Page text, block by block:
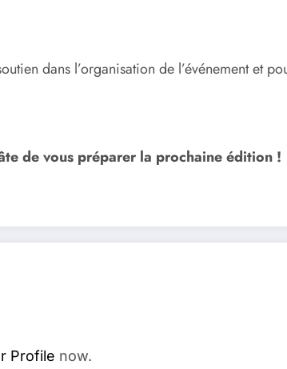
dans l’organisation de l’événement et
de vous préparer la prochaine édition !
Profile now.